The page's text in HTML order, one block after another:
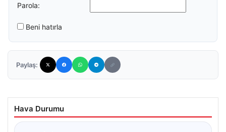
Parola:
Beni hatırla
Paylaş:
Hava Durumu